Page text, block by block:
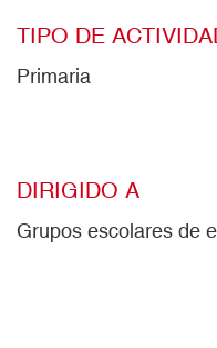
TIPO DE
Primaria
DIRIGIDO A
Grupos escolares de